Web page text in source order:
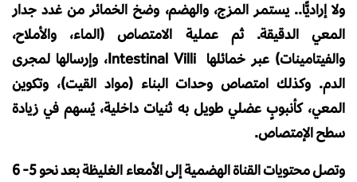
ولا إراديًّا.. يستمر المزج، والهضم، وضخ الخمائر من غدد جدار
المعي الدقيقة. ثم عملية الامتصاص (الماء، والأملاح،
والفيتامينات) عبر خمائلها Intestinal Villi، وإرسالها لمجرى
الدم. وكذلك امتصاص وحدات البناء (مواد القيت)، وتكوين
المعي، كأنبوبٍ عضلي طويل به ثنيات داخلية، يُسهم في زيادة
سطح الإمتصاص.
وتصل محتويات القناة الهضمية إلى الأمعاء الغليظة بعد نحو 5- 6